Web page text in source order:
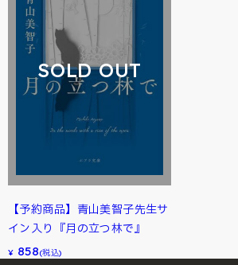
SOLD OUT
【予約商品】青山美智子先生サ
イン入り『月の立つ林で』
¥ 858(税込)